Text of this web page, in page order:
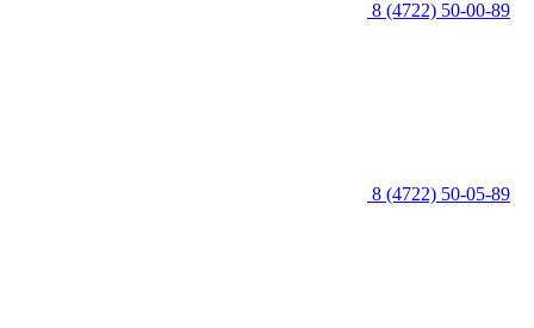
8 (4722) 50-00-89
8 (4722) 50-05-89